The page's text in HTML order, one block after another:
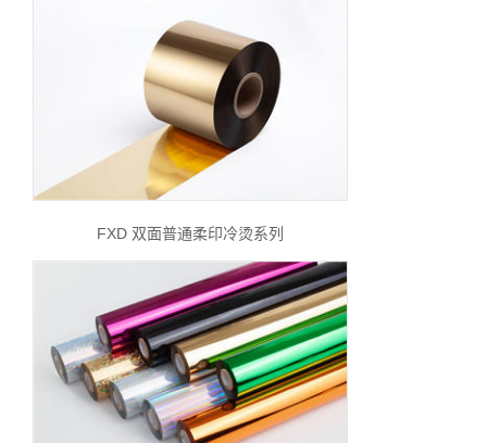
FXD 双面普通柔印冷烫系列